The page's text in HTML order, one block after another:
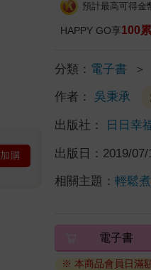
加購
預計最高可得金
HAPPY GO享100
分類： 電子書 ＞
作者： 吳秉承
出版社： 日日幸
出版日： 2019/07/
相關主題：輕鬆
電子書
※ 本商品會員日滿